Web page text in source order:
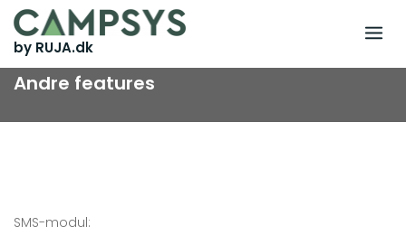
Skip
to
content
by RUJA.dk
Andre features
SMS-modul: